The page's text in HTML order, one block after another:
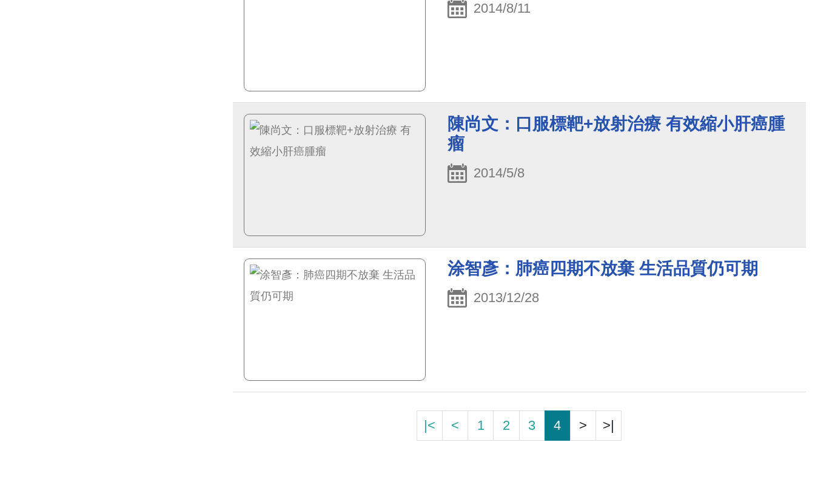
2014/8/11
陳尚文：口服標靶+放射治療 有效縮小肝癌腫
瘤
2014/5/8
涂智彥：肺癌四期不放棄 生活品質仍可期
2013/12/28
|< < 1 2 3 4 > >|